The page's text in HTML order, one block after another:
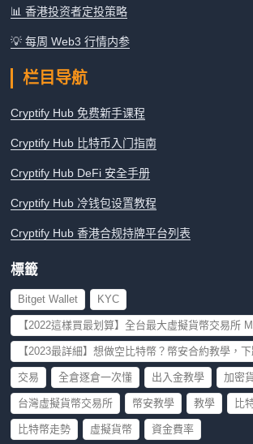
📊 香港投资者定投策略
💡 每周 Web3 行情内参
栏目导航
Cryptify Hub 免费新手课程
Cryptify Hub 比特币入门指南
Cryptify Hub DeFi 安全手册
Cryptify Hub 冷钱包设置教程
Cryptify Hub 香港合规持牌平台列表
標籤
Bitget Wallet KYC
【2022這樣買最划算】全台最大虛擬貨幣交易所
【2023最詳細】想做空比特幣？幣安合約教學，
交易 全倉逐倉一次懂 出入金教學 加密
台灣虛擬貨幣交易所 幣安教學 教學 比
比特幣走勢 虛擬貨幣 資金費率